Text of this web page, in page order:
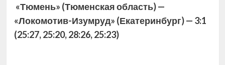
«Тюмень» (Тюменская область) —
«Локомотив-Изумруд» (Екатеринбург) — 3:1
(25:27, 25:20, 28:26, 25:23)